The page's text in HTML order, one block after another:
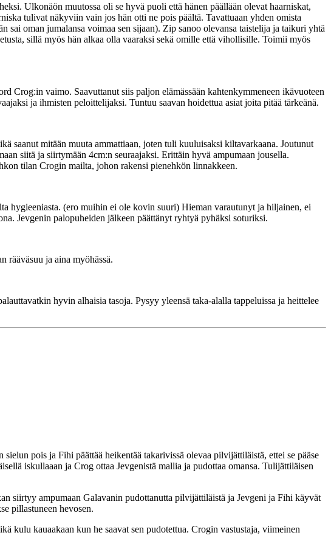
Ulkonäön muutossa oli se hyvä puoli että hänen päällään olevat haarniskat,
tulivat näkyviin vain jos hän otti ne pois päältä. Tavattuaan yhden omista
sai oman jumalansa voimaa sen sijaan). Zip sanoo olevansa taistelija ja taikuri yhtä
sillä myös hän alkaa olla vaaraksi sekä omille että vihollisille. Toimii myös
vaimo. Saavuttanut siis paljon elämässään kahtenkymmeneen ikävuoteen
ja ihmisten peloittelijaksi. Tuntuu saavan hoidettua asiat joita pitää tärkeänä.
saanut mitään muuta ammattiaan, joten tuli kuuluisaksi kiltavarkaana. Joutunut
siitä ja siirtymään 4cm:n seuraajaksi. Erittäin hyvä ampumaan jousella.
tilan Crogin mailta, johon rakensi pienehkön linnakkeen.
hygieeniasta. (ero muihin ei ole kovin suuri) Hieman varautunyt ja hiljainen, ei
Jevgenin palopuheiden jälkeen päättänyt ryhtyä pyhäksi soturiksi.
rääväsuu ja aina myöhässä.
hyvin alhaisia tasoja. Pysyy yleensä taka-alalla tappeluissa ja heittelee
pois ja Fihi päättää heikentää takarivissä olevaa pilvijättiläistä, ettei se pääse
iskullaaan ja Crog ottaa Jevgenistä mallia ja pudottaa omansa. Tulijättiläisen
siirtyy ampumaan Galavanin pudottanutta pilvijättiläistä ja Jevgeni ja Fihi käyvät
pillastuneen hevosen.
kulu kauaakaan kun he saavat sen pudotettua. Crogin vastustaja, viimeinen